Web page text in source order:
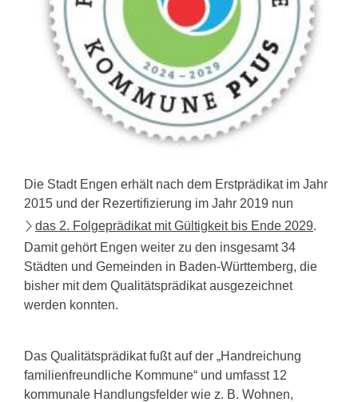
Die Stadt Engen erhält nach dem Erstprädikat im Jahr
2015 und der Rezertifizierung im Jahr 2019 nun
das 2. Folgeprädikat mit Gültigkeit bis Ende 2029.
Damit gehört Engen weiter zu den insgesamt 34
Städten und Gemeinden in Baden-Württemberg, die
bisher mit dem Qualitätsprädikat ausgezeichnet
werden konnten.
Das Qualitätsprädikat fußt auf der „Handreichung
familienfreundliche Kommune“ und umfasst 12
kommunale Handlungsfelder wie z. B. Wohnen,